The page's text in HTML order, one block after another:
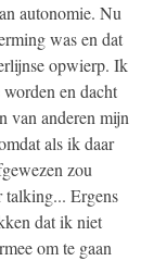
autonomie. Nu
was en dat
opwierp. Ik
en dacht
van anderen mijn
als ik daar
zou
talking... Ergens
dat ik niet
om te gaan